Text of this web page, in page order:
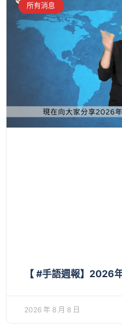
所有消息
【 #手語週報】
2026 年 8 月 8 日